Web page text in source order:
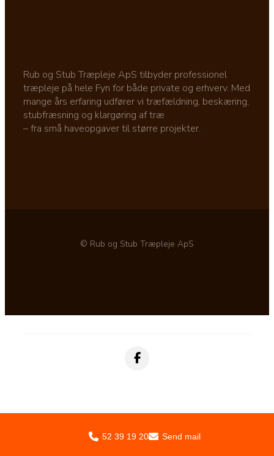
Rub og Stub Træpleje ApS tilbyder professionel
træpleje på hele Fyn for både private og erhverv. Med
mange års erfaring udfører vi træfældning, beskæring,
stubfræsning og klargøring af træ
– fra små haveopgaver til større projekter.
© Rub og Stub Træpleje ApS
52 39 19 20 Send mail